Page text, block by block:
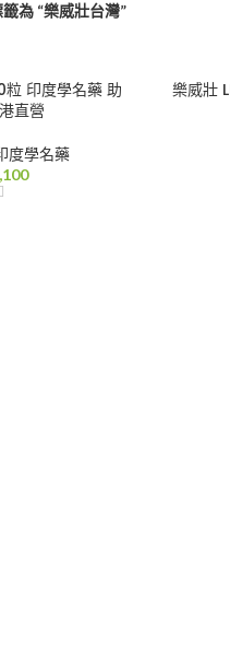
為 “樂威壯台灣”
印度學名藥 助
直營
度學名藥
價
樂威壯